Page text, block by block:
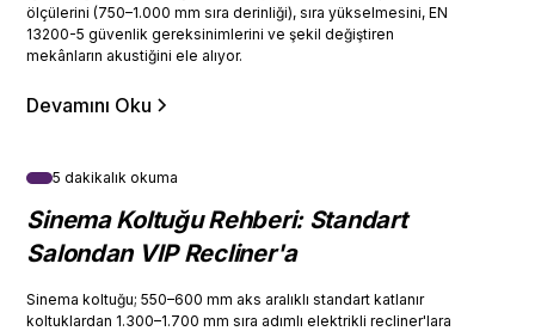
ölçülerini (750–1.000 mm sıra derinliği), sıra yükselmesini, EN
13200-5 güvenlik gereksinimlerini ve şekil değiştiren
mekânların akustiğini ele alıyor.
Devamını Oku
5 dakikalık okuma
Sinema Koltuğu Rehberi: Standart
Salondan VIP Recliner'a
Sinema koltuğu; 550–600 mm aks aralıklı standart katlanır
koltuklardan 1.300–1.700 mm sıra adımlı elektrikli recliner'lara